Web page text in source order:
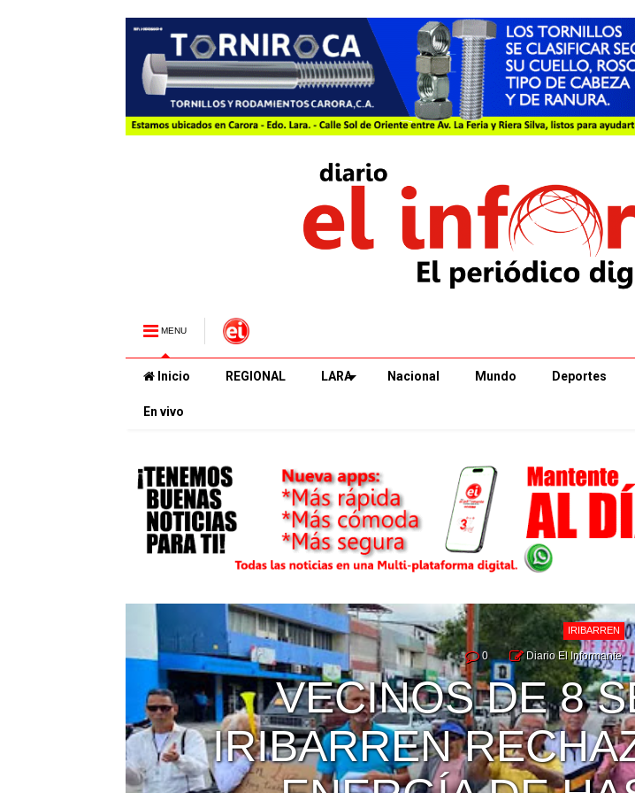
MENU
Inicio REGIONAL LARA Nacional Mundo Deportes
En vivo
AVISOS LEGALES
0 Diario El Informante
DICTO